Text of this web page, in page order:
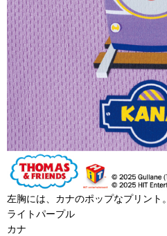
左胸には、カナのポップなプリント。
ライトパープル
カナ